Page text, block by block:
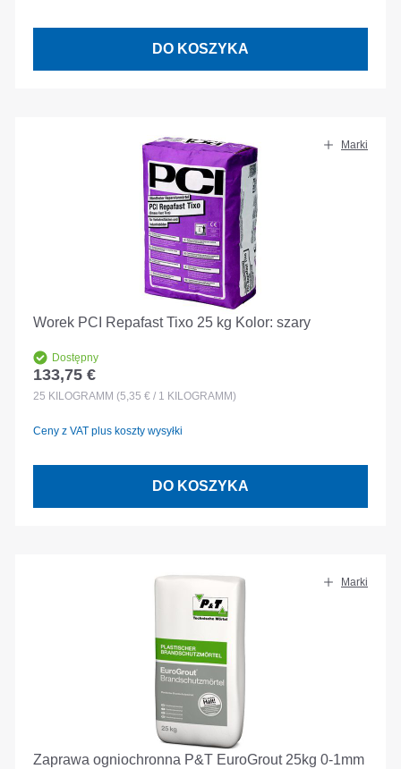
DO KOSZYKA
Marki
Worek PCI Repafast Tixo 25 kg Kolor: szary
Dostępny
Cena regularna:
133,75 €
25 KILOGRAMM (5,35 € / 1 KILOGRAMM)
Ceny z VAT plus koszty wysyłki
DO KOSZYKA
Marki
Zaprawa ogniochronna P&T EuroGrout 25kg 0-1mm